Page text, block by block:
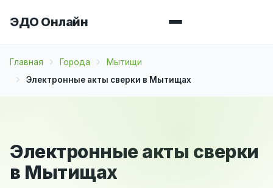
ЭДО Онлайн
Главная Города
Мытищи
Электронные акты сверки в Мытищах
Электронные акты сверки
в Мытищах